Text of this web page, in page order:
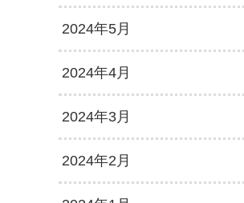
2024年5月
2024年4月
2024年3月
2024年2月